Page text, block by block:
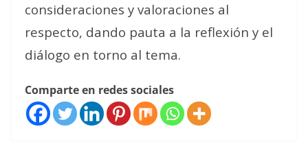
consideraciones y valoraciones al
respecto, dando pauta a la reflexión y el
diálogo en torno al tema.
Comparte en redes sociales